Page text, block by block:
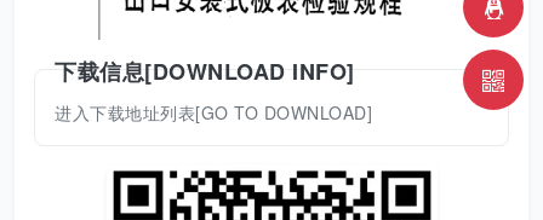
下载信息[DOWNLOAD INFO]
进入下载地址列表[GO TO DOWNLOAD]